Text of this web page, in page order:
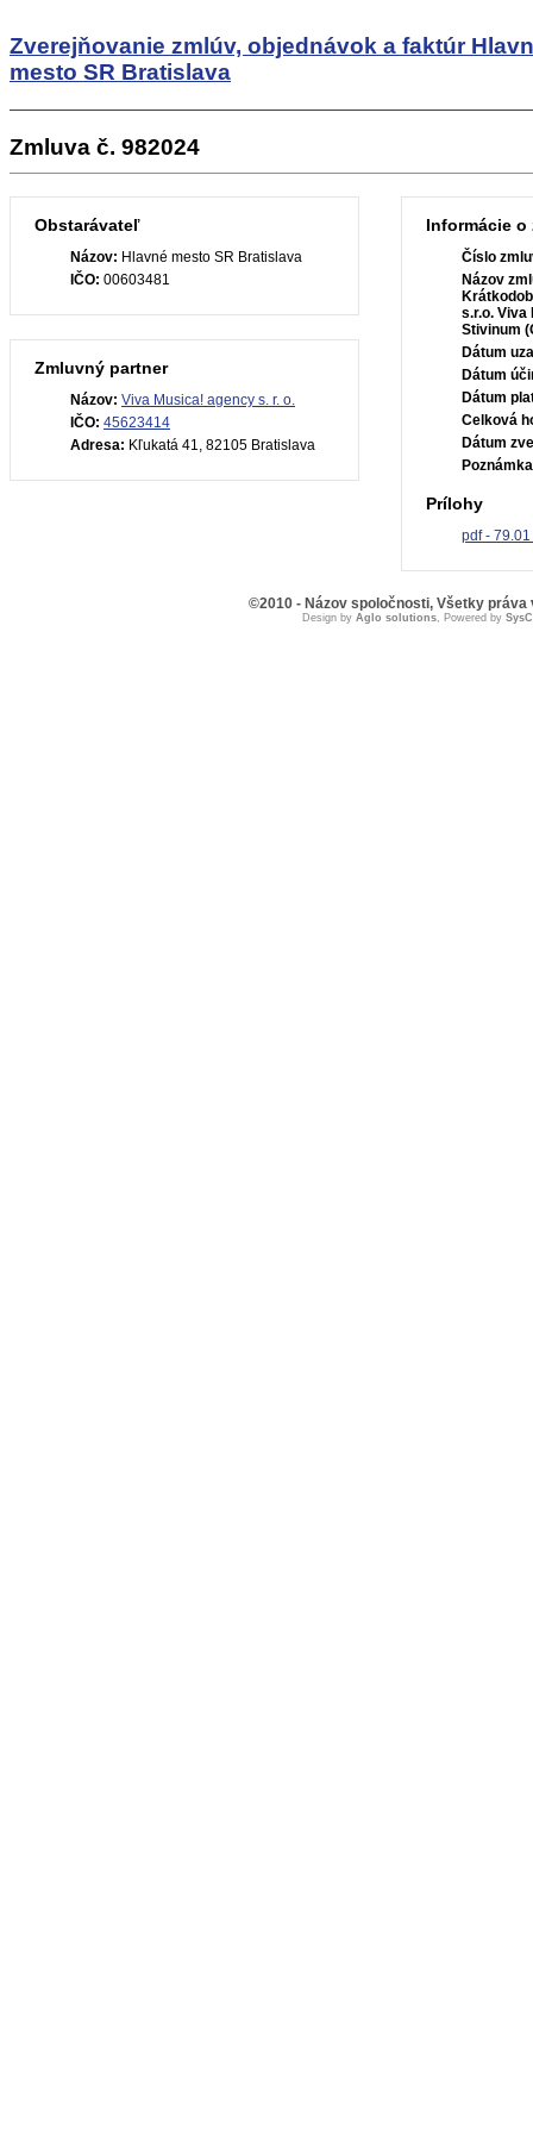
Zverejňovanie zmlúv, objednávok a faktúr
mesto SR Bratislava
Zmluva č. 982024
Obstarávateľ
Názov: Hlavné mesto SR Bratislava
IČO: 00603481
Zmluvný partner
Názov: Viva Musica! agency s. r. o.
IČO: 45623414
Adresa: Kľukatá 41, 82105 Bratislava
Informácie o
Číslo
Názov
s.r.o. Viva
Stivinum
Dátum
Dátum
Dátum
Celková
Dátum
Prílohy
pdf - 79.01
©2010 - Názov spoločnosti, Všetky práva
Design by Aglo solutions, Powered by